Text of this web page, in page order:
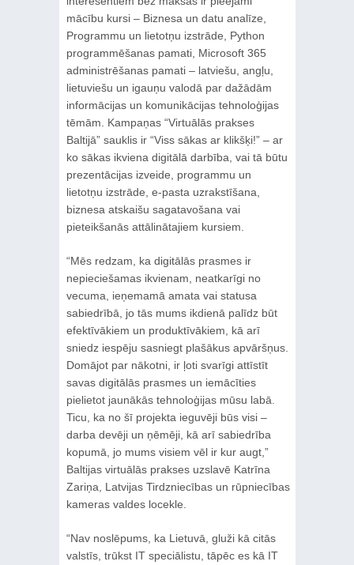
mācību kursi – Biznesa un datu analīze,
Programmu un lietotņu izstrāde, Python
programmēšanas pamati, Microsoft 365
administrēšanas pamati – latviešu, angļu,
lietuviešu un igauņu valodā par dažādām
informācijas un komunikācijas tehnoloģijas
tēmām. Kampaņas “Virtuālās prakses
Baltijā” sauklis ir “Viss sākas ar klikšķi!” – ar
ko sākas ikviena digitālā darbība, vai tā būtu
prezentācijas izveide, programmu un
lietotņu izstrāde, e-pasta uzrakstīšana,
biznesa atskaišu sagatavošana vai
pieteikšanās attālinātajiem kursiem.
“Mēs redzam, ka digitālās prasmes ir
nepieciešamas ikvienam, neatkarīgi no
vecuma, ieņemamā amata vai statusa
sabiedrībā, jo tās mums ikdienā palīdz būt
efektīvākiem un produktīvākiem, kā arī
sniedz iespēju sasniegt plašākus apvāršņus.
Domājot par nākotni, ir ļoti svarīgi attīstīt
savas digitālās prasmes un iemācīties
pielietot jaunākās tehnoloģijas mūsu labā.
Ticu, ka no šī projekta ieguvēji būs visi –
darba devēji un ņēmēji, kā arī sabiedrība
kopumā, jo mums visiem vēl ir kur augt,”
Baltijas virtuālās prakses uzslavē Katrīna
Zariņa, Latvijas Tirdzniecības un rūpniecības
kameras valdes locekle.
“Nav noslēpums, ka Lietuvā, gluži kā citās
valstīs, trūkst IT speciālistu, tāpēc es kā IT